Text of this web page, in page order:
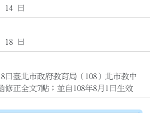
14 日
18 日
日臺北市政府教育局（108）北市教中
修正全文7點；並自108年8月1日生效